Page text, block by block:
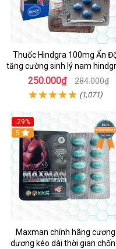
Thuốc Hindgra 100mg Ấn
tăng cường sinh lý nam
100 chống xts cương dương
250.000₫ 284.000₫
(1,071)
-29%
Hot
5
Maxman chính hãng cương
dương kéo dài thời gian